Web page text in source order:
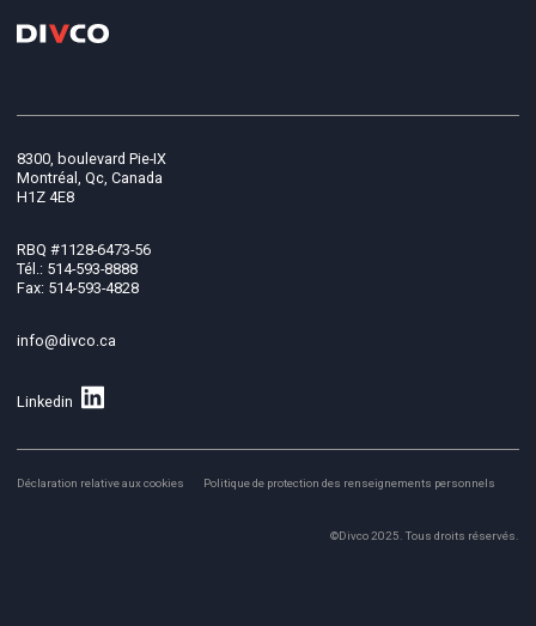
8300, boulevard Pie-IX
Montréal, Qc, Canada
H1Z 4E8
RBQ #1128-6473-56
Tél.: 514-593-8888
Fax: 514-593-4828
info@divco.ca
Linkedin
Déclaration relative aux cookies Politique de protection des renseignements personnels
©Divco 2025. Tous droits réservés.